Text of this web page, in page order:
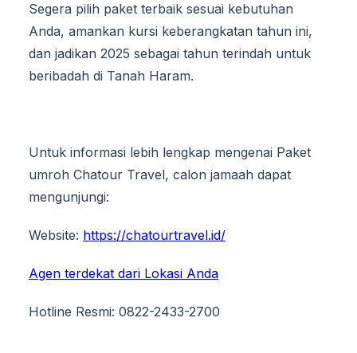
Segera pilih paket terbaik sesuai kebutuhan
Anda, amankan kursi keberangkatan tahun ini,
dan jadikan 2025 sebagai tahun terindah untuk
beribadah di Tanah Haram.
Untuk informasi lebih lengkap mengenai Paket
umroh Chatour Travel, calon jamaah dapat
mengunjungi:
Website: https://chatourtravel.id/
Agen terdekat dari Lokasi Anda
Hotline Resmi: 0822-2433-2700